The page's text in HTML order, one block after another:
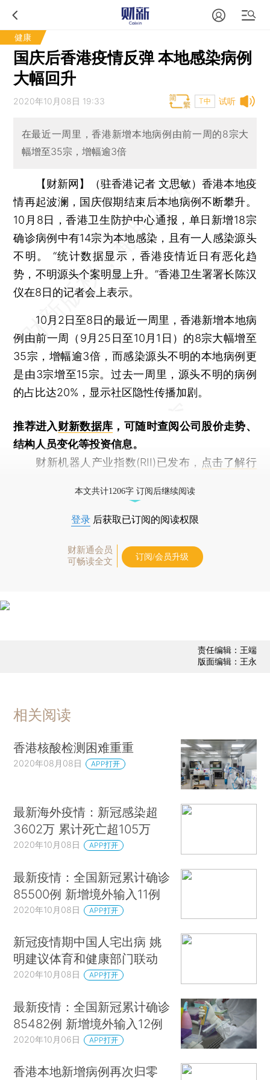
健康
国庆后香港疫情反弹 本地感染病例
大幅回升
试听
2020年10月08日 19:33 T中
在最近一周里，香港新增本地病例由前一周的8宗大
幅增至35宗，增幅逾3倍
【财新网】（驻香港记者 文思敏）香港本地疫
情再起波澜，国庆假期结束后本地病例不断攀升。
10月8日，香港卫生防护中心通报，单日新增18宗
确诊病例中有14宗为本地感染，且有一人感染源头
不明。 “统计数据显示，香港疫情近日有恶化趋
势，不明源头个案明显上升。”香港卫生署署长陈汉
仪在8日的记者会上表示。
10月2日至8日的最近一周里，香港新增本地病
例由前一周（9月25日至10月1日）的8宗大幅增至
35宗，增幅逾3倍，而感染源头不明的本地病例更
是由3宗增至15宗。过去一周里，源头不明的病例
的占比达20%，显示社区隐性传播加剧。
推荐进入财新数据库 ，可随时查阅公司股价走势、
结构人员变化等投资信息。
财新机器人产业指数(RII)已发布， 点击了解行
本文共计1206字 订阅后继续阅读
登录 后获取已订阅的阅读权限
财新通会员
可畅读全文
订阅/会员升级
责任编辑：王端
版面编辑：王永
相关阅读
香港核酸检测困难重重
2020年08月08日 APP打开
最新海外疫情：新冠感染超
3602万 累计死亡超105万
2020年10月08日 APP打开
最新疫情：全国新冠累计确诊
85500例 新增境外输入11例
2020年10月08日 APP打开
新冠疫情期中国人宅出病 姚
明建议体育和健康部门联动
2020年10月08日 APP打开
最新疫情：全国新冠累计确诊
85482例 新增境外输入12例
2020年10月06日 APP打开
香港本地新增病例再次归零